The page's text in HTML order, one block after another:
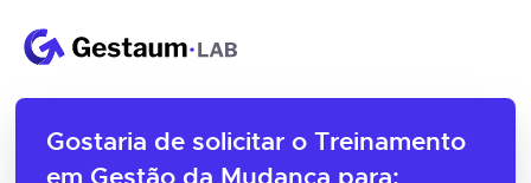
Gostaria de solicitar o Treinamento